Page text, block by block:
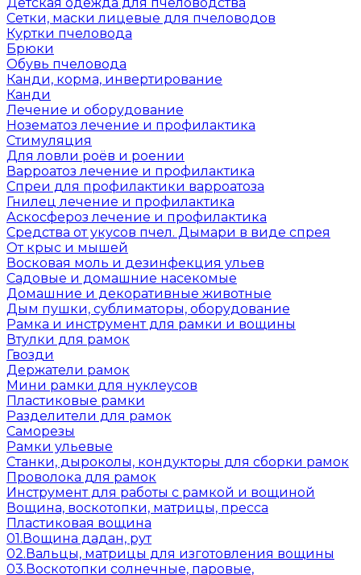
Сетки, маски лицевые для пчеловодов
Куртки пчеловода
Брюки
Обувь пчеловода
Канди, корма, инвертирование
Канди
Лечение и оборудование
Нозематоз лечение и профилактика
Стимуляция
Для ловли роёв и роении
Варроатоз лечение и профилактика
Спреи для профилактики варроатоза
Гнилец лечение и профилактика
Аскосфероз лечение и профилактика
Средства от укусов пчел. Дымари в виде спрея
От крыс и мышей
Восковая моль и дезинфекция ульев
Садовые и домашние насекомые
Домашние и декоративные животные
Дым пушки, сублиматоры, оборудование
Рамка и инструмент для рамки и вощины
Втулки для рамок
Гвозди
Держатели рамок
Мини рамки для нуклеусов
Пластиковые рамки
Разделители для рамок
Саморезы
Рамки ульевые
Станки, дыроколы, кондукторы для сборки рамок
Проволока для рамок
Инструмент для работы с рамкой и вощиной
Вощина, воскотопки, матрицы, пресса
Пластиковая вощина
01.Вощина дадан, рут
02.Вальцы, матрицы для изготовления вощины
03.Воскотопки солнечные, паровые,